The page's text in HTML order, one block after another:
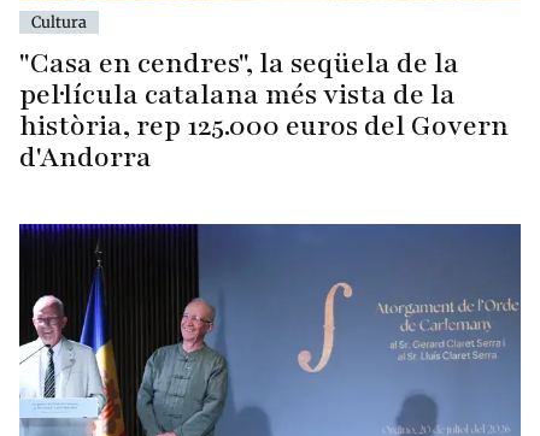
Cultura
"Casa en cendres", la seqüela de la
pel·lícula catalana més vista de la
història, rep 125.000 euros del Govern
d'Andorra